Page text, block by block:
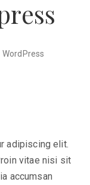
WordPress
adipiscing elit.
vitae nisi sit
accumsan